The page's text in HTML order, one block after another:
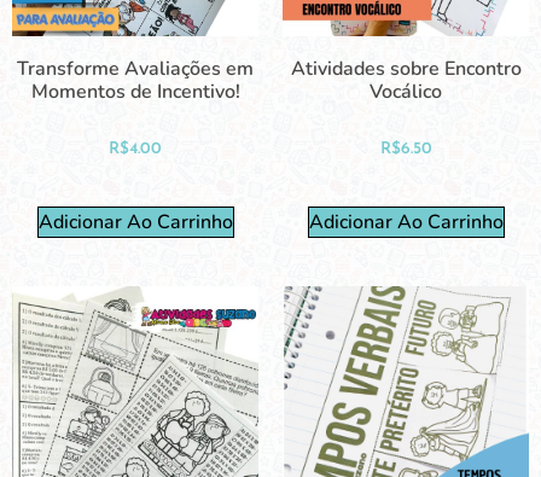
Transforme Avaliações em
Momentos de Incentivo!
R$4.00
Adicionar Ao Carrinho
Atividades sobre Encontro
Vocálico
R$6.50
Adicionar Ao Carrinho